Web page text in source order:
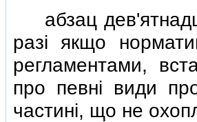
абзац
разi якщо
регламентами,
про певнi види
частинi, що не